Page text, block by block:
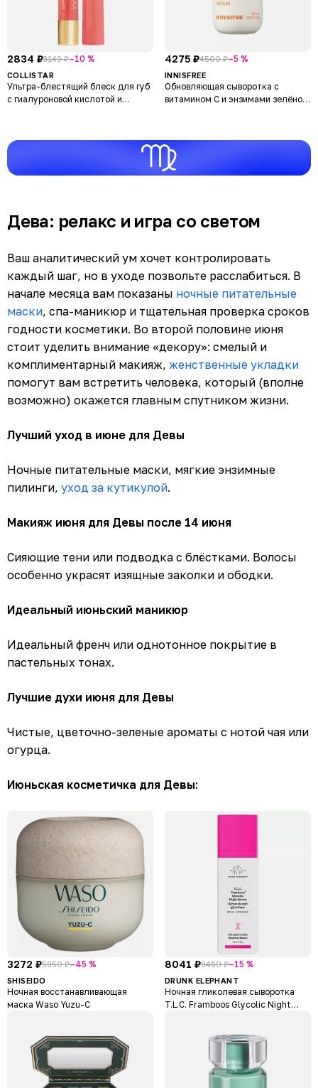
2834 ₽3149 ₽–10 %
COLLISTAR
Ультра-блестящий блеск для губ
с гиалуроновой кислотой и
4275 ₽4500 ₽–5 %
INNISFREE
Обновляющая сыворотка с
витамином С и энзимами зелёного
Дева: релакс и игра со светом
Ваш аналитический ум хочет контролировать
каждый шаг, но в уходе позвольте расслабиться. В
начале месяца вам показаны ночные питательные
маски, спа-маникюр и тщательная проверка сроков
годности косметики. Во второй половине июня
стоит уделить внимание «декору»: смелый и
комплиментарный макияж, женственные укладки
помогут вам встретить человека, который (вполне
возможно) окажется главным спутником жизни.
Лучший уход в июне для Девы
Ночные питательные маски, мягкие энзимные
пилинги, уход за кутикулой.
Макияж июня для Девы после 14 июня
Сияющие тени или подводка с блёстками. Волосы
особенно украсят изящные заколки и ободки.
Идеальный июньский маникюр
Идеальный френч или однотонное покрытие в
пастельных тонах.
Лучшие духи июня для Девы
Чистые, цветочно-зеленые ароматы с нотой чая или
огурца.
Июньская косметичка для Девы:
3272 ₽5950 ₽–45 %
SHISEIDO
Ночная восстанавливающая
маска Waso Yuzu-C
8041 ₽9460 ₽–15 %
DRUNK ELEPHANT
Ночная гликолевая сыворотка
T.L.C. Framboos Glycolic Night